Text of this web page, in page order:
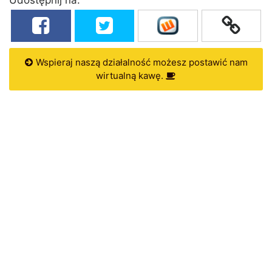
Wspieraj naszą działalność możesz postawić nam
wirtualną kawę.